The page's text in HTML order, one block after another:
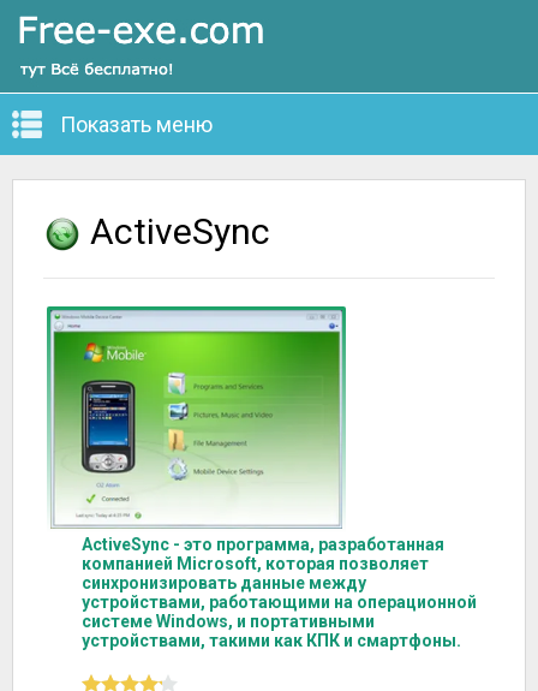
Показать меню
ActiveSync
ActiveSync - это программа, разработанная
компанией Microsoft, которая позволяет
синхронизировать данные между
устройствами, работающими на операционной
системе Windows, и портативными
устройствами, такими как КПК и смартфоны.